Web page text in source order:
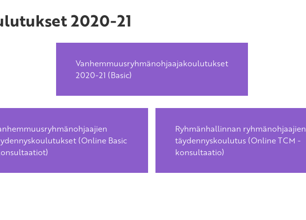
2020-21
Vanhemmuusryhmänohjaajakoulutukset
2020-21 (Basic)
(Online Basic
Ryhmänhallinnan ryhmänohjaajien
täydennyskoulutus (Online TCM -
konsultaatio)